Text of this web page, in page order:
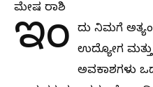
ಮೇಷ ರಾಶಿ
ಇಂ ದು ನಿಮಗೆ
ಉದ್ಯೋಗ
ಅವಕಾಶಗಳು